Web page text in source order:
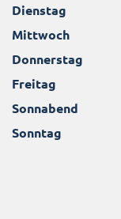
Dienstag
Mittwoch
Donnerstag
Freitag
Sonnabend
Sonntag